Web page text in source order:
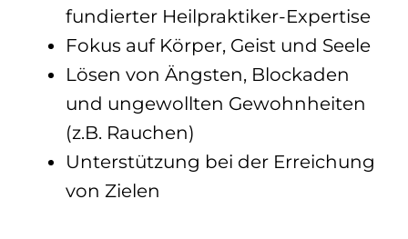
fundierter Heilpraktiker-Expertise
Fokus auf Körper, Geist und Seele
Lösen von Ängsten, Blockaden
und ungewollten Gewohnheiten
(z.B. Rauchen)
Unterstützung bei der Erreichung
von Zielen